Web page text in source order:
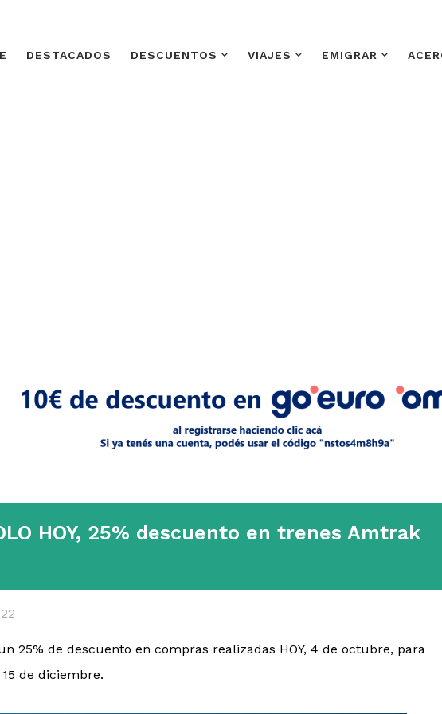
DESTACADOS DESCUENTOS VIAJES EMIGRAR
HOY, 25% descuento en trenes Amtrak
25% de descuento en compras realizadas HOY, 4 de octubre, para
de diciembre.